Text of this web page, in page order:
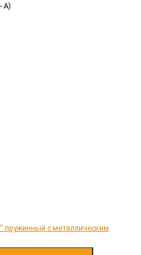
А)
пружинный с металлическим